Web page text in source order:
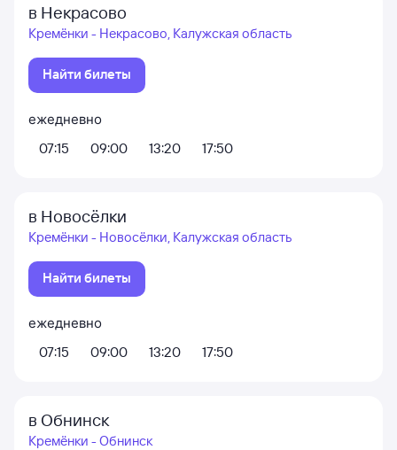
в Некрасово
Кремёнки - Некрасово, Калужская область
Найти билеты
ежедневно
07:15
09:00 13:20 17:50
в Новосёлки
Кремёнки - Новосёлки, Калужская область
Найти билеты
ежедневно
07:15
09:00 13:20 17:50
в Обнинск
Кремёнки - Обнинск